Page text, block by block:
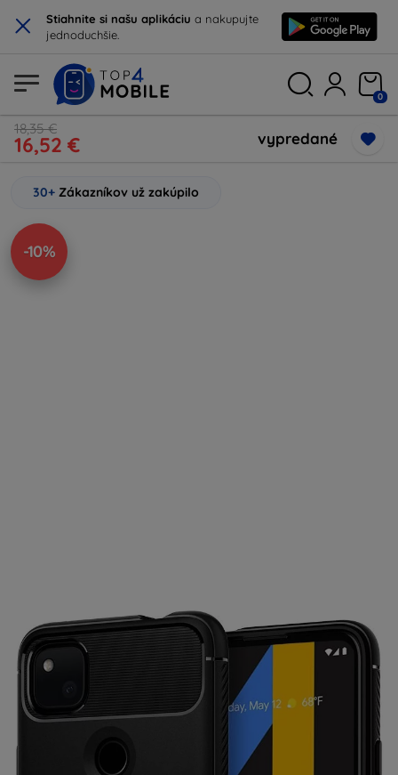
× Stiahnite si našu aplikáciu a nakupujte
jednoduchšie.
0
18,35 €
16,52 € vypredané
30+ Zákazníkov už zakúpilo
-10%